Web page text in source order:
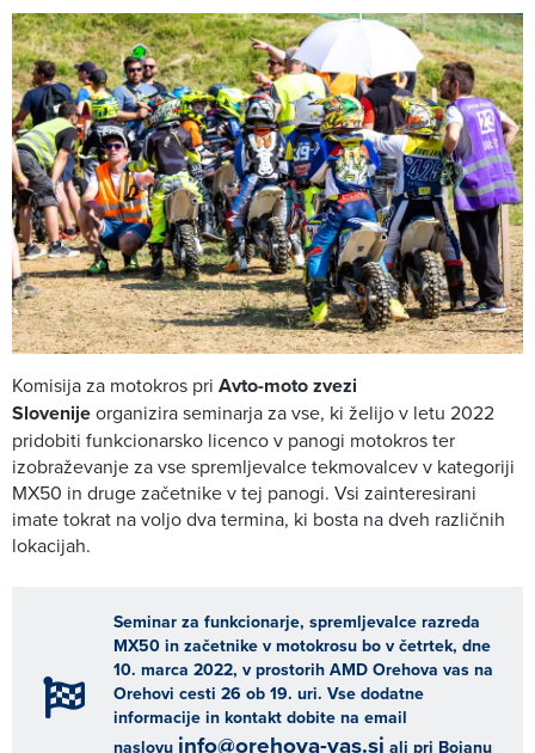
Komisija za motokros pri Avto-moto zvezi
Slovenijeorganizira seminarja za vse, ki želijo v letu 2022
pridobiti funkcionarsko licenco v panogi motokros ter
izobraževanje za vse spremljevalce tekmovalcev v kategoriji
MX50 in druge začetnike v tej panogi. Vsi zainteresirani
imate tokrat na voljo dva termina, ki bosta na dveh različnih
lokacijah.
Seminar za funkcionarje, spremljevalce razreda
MX50 in začetnike v motokrosu bo v četrtek, dne
10. marca 2022, v prostorih AMD Orehova vas na
Orehovi cesti 26 ob 19. uri. Vse dodatne
informacije in kontakt dobite na email
naslovuinfo@orehova-vas.siali pri Bojanu